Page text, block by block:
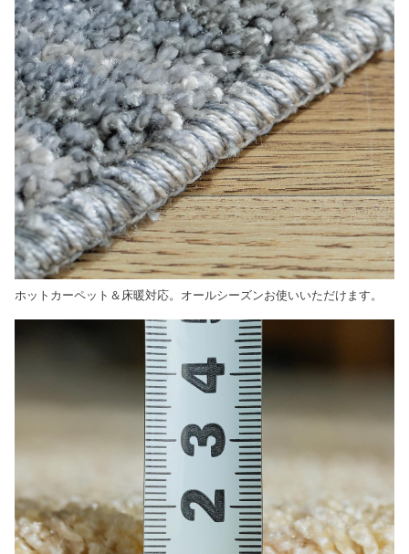
ホットカーペット＆床暖対応。オールシーズンお使いいただけます。